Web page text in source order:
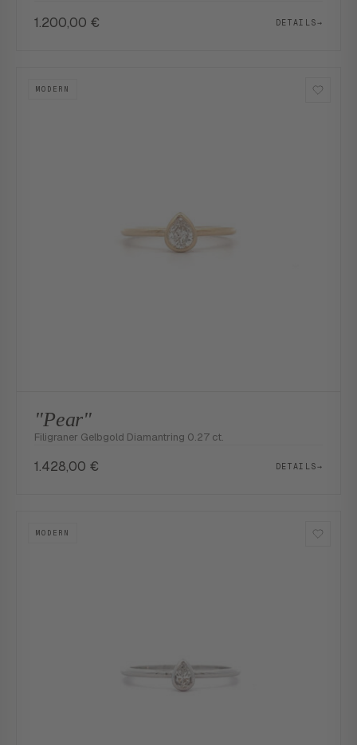
1.200,00 € DETAILS→
MODERN
"Pear"
Filigraner Gelbgold Diamantring 0.27 ct.
1.428,00 € DETAILS→
MODERN